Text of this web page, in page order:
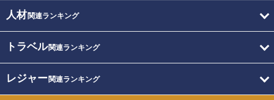
人材関連ランキング
トラベル関連ランキング
レジャー関連ランキング